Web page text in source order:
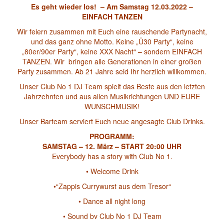
Es geht wieder los! – Am Samstag 12.03.2022 –
EINFACH TANZEN
Wir feiern zusammen mit Euch eine rauschende Partynacht,
und das ganz ohne Motto. Keine „Ü30 Party“, keine
„80er/90er Party“, keine XXX Nacht“ – sondern EINFACH
TANZEN. Wir bringen alle Generationen in einer großen
Party zusammen. Ab 21 Jahre seid Ihr herzlich willkommen.
Unser Club No 1 DJ Team spielt das Beste aus den letzten
Jahrzehnten und aus allen Musikrichtungen UND EURE
WUNSCHMUSIK!
Unser Barteam serviert Euch neue angesagte Club Drinks.
PROGRAMM:
SAMSTAG – 12. März – START 20:00 UHR
Everybody has a story with Club No 1.
• Welcome Drink
•“Zappis Currywurst aus dem Tresor“
• Dance all night long
• Sound by Club No 1 DJ Team